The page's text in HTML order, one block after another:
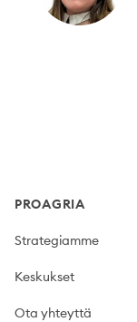
PROAGRIA
Strategiamme
Keskukset
Ota yhteyttä